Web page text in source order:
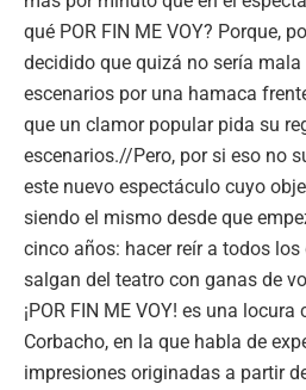
qué POR FIN ME VOY? Porque,
decidido que quizá no sería
escenarios por una hamaca
que un clamor popular pida su
escenarios.//Pero, por si eso no
este nuevo espectáculo cuyo
siendo el mismo desde que
cinco años: hacer reír a todos
salgan del teatro con ganas de
¡POR FIN ME VOY! es una
Corbacho, en la que habla de
impresiones originadas a partir